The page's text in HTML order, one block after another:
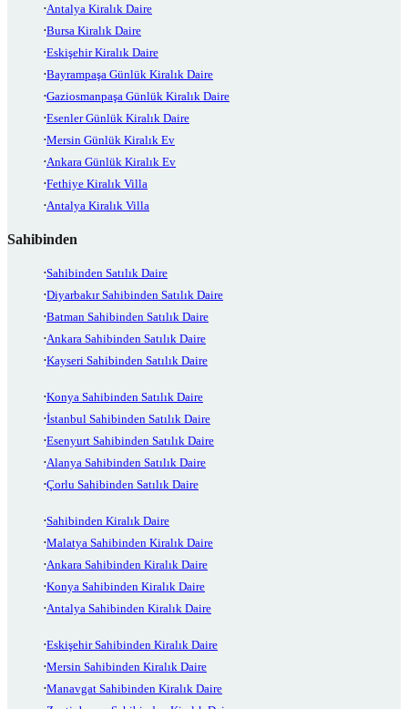
Antalya Kiralık Daire
Bursa Kiralık Daire
Eskişehir Kiralık Daire
Bayrampaşa Günlük Kiralık Daire
Gaziosmanpaşa Günlük Kiralık Daire
Esenler Günlük Kiralık Daire
Mersin Günlük Kiralık Ev
Ankara Günlük Kiralık Ev
Fethiye Kiralık Villa
Antalya Kiralık Villa
Sahibinden
Sahibinden Satılık Daire
Diyarbakır Sahibinden Satılık Daire
Batman Sahibinden Satılık Daire
Ankara Sahibinden Satılık Daire
Kayseri Sahibinden Satılık Daire
Konya Sahibinden Satılık Daire
İstanbul Sahibinden Satılık Daire
Esenyurt Sahibinden Satılık Daire
Alanya Sahibinden Satılık Daire
Çorlu Sahibinden Satılık Daire
Sahibinden Kiralık Daire
Malatya Sahibinden Kiralık Daire
Ankara Sahibinden Kiralık Daire
Konya Sahibinden Kiralık Daire
Antalya Sahibinden Kiralık Daire
Eskişehir Sahibinden Kiralık Daire
Mersin Sahibinden Kiralık Daire
Manavgat Sahibinden Kiralık Daire